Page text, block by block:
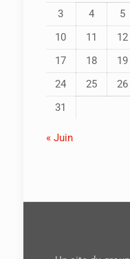
3
4 5
10
11 12
17
18 19
24
25 26
31
« Juin